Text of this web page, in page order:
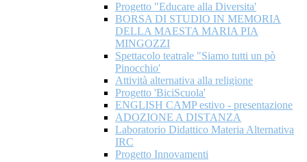
Progetto "Educare alla Diversita'
BORSA DI STUDIO IN MEMORIA
DELLA MAESTA MARIA PIA
MINGOZZI
Spettacolo teatrale "Siamo tutti un pò
Pinocchio'
Attività alternativa alla religione
Progetto 'BiciScuola'
ENGLISH CAMP estivo - presentazione
ADOZIONE A DISTANZA
Laboratorio Didattico Materia Alternativa
IRC
Progetto Innovamenti